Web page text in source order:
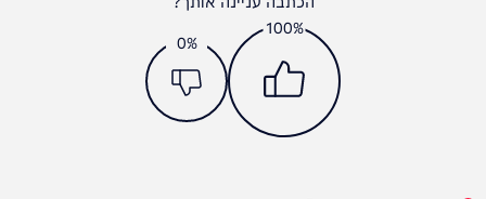
100%
0%